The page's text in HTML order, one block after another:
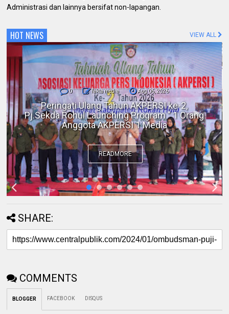
Administrasi dan lainnya bersifat non-lapangan.
HOT NEWS VIEW ALL
0 fakta media Aug 06, 2026
Polres Inhil bersama Pemkab Inhil dan
BKSDA Riau Perkuat Sinergi Tangani
Gangguan Kera Liar di Tembilahan
READMORE
SHARE:
COMMENTS
BLOGGER FACEBOOK DISQUS